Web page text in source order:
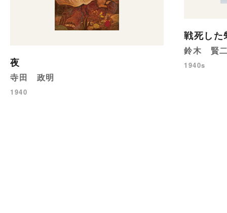
夜
寺田 政明
1940
戦死した
鈴木 賢
1940s